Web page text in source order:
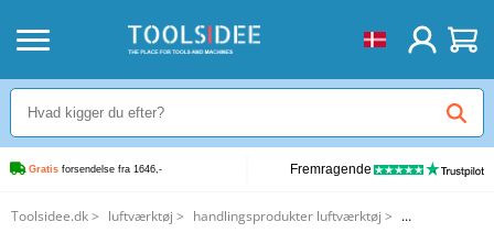
Gratis forsendelse fra 1646,- Fremragende
Toolsidee.dk> luftværktøj > handlingsprodukter luftværktøj >